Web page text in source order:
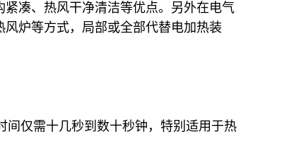
凑、热风干净清洁等优点。另外在电气
炉等方式，局部或全部代替电加热装
间仅需十几秒到数十秒钟，特别适用于热